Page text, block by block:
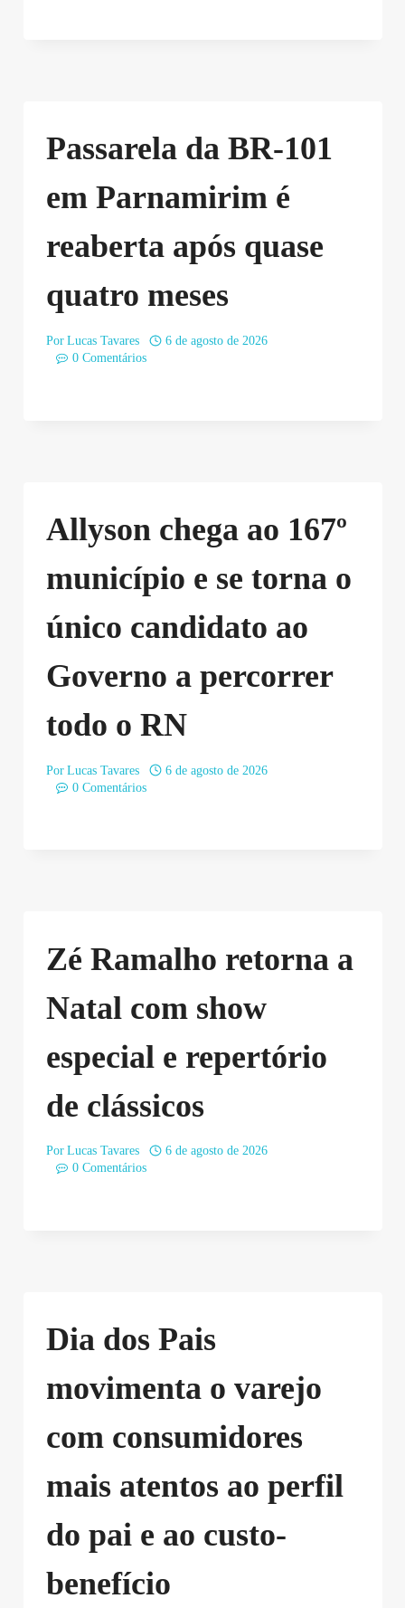
Passarela da BR-101
em Parnamirim é
reaberta após quase
quatro meses
Por Lucas Tavares
6 de agosto de 2026
0 Comentários
Allyson chega ao 167º
município e se torna o
único candidato ao
Governo a percorrer
todo o RN
Por Lucas Tavares
6 de agosto de 2026
0 Comentários
Zé Ramalho retorna a
Natal com show
especial e repertório
de clássicos
Por Lucas Tavares
6 de agosto de 2026
0 Comentários
Dia dos Pais
movimenta o varejo
com consumidores
mais atentos ao perfil
do pai e ao custo-
benefício